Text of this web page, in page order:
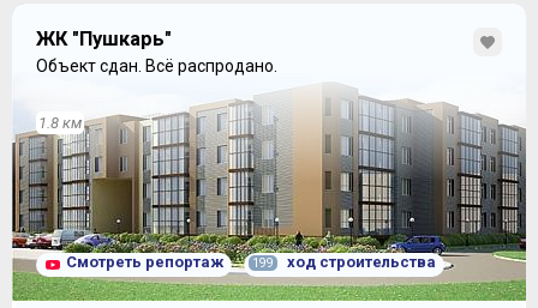
ЖК "Пушкарь"
Объект сдан. Всё распродано.
1.8 км
Смотреть репортаж 199 ход строительства